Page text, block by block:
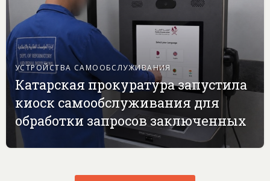
УСТРОЙСТВА САМООБСЛУЖИВАНИЯ
Катарская прокуратура запустила
киоск самообслуживания для
обработки запросов заключенных